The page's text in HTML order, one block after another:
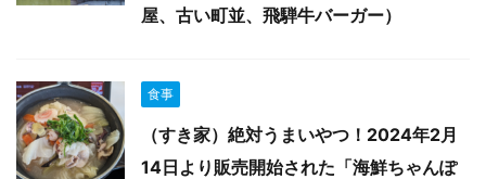
屋、古い町並、飛騨牛バーガー）
食事
（すき家）絶対うまいやつ！2024年2月
14日より販売開始された「海鮮ちゃんぽ